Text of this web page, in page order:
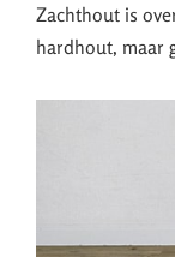
Zachthout is
hardhout, maar